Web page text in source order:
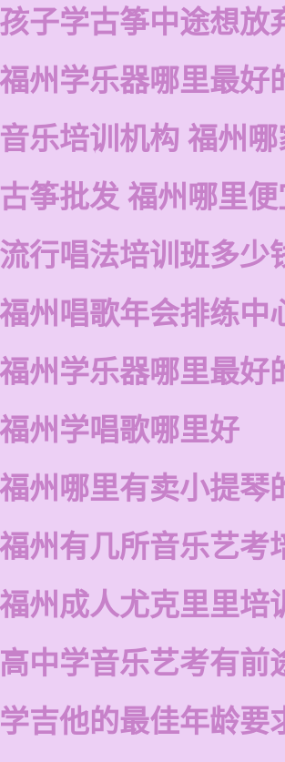
孩子学古筝中途想放
福州学乐器哪里最好
音乐培训机构 福州
古筝批发 福州哪里
流行唱法培训班多少
福州唱歌年会排练中
福州学乐器哪里最好
福州学唱歌哪里好
福州哪里有卖小提琴
福州有几所音乐艺考
福州成人尤克里里培
高中学音乐艺考有前
学吉他的最佳年龄要